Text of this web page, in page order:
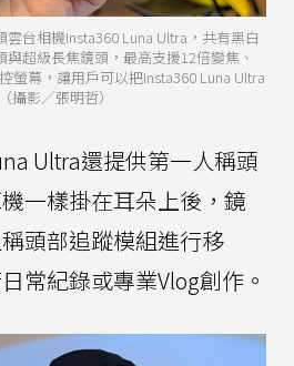
台相機Insta360 Luna Ultra，共有黑白
超級長焦鏡頭，最高支援12倍變焦、
螢幕，讓用戶可以把Insta360 Luna Ultra
攝影／張明哲）
Ultra還提供第一人稱頭
一樣掛在耳朵上後，鏡
頭部追蹤模組進行移
常紀錄或專業Vlog創作。